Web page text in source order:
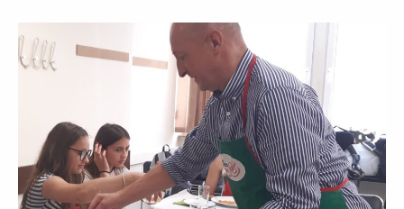
e
s
z
ü
l